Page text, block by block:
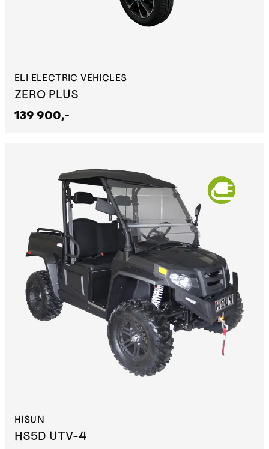
ELI ELECTRIC VEHICLES
ZERO PLUS
139 900,-
HISUN
HS5D UTV-4